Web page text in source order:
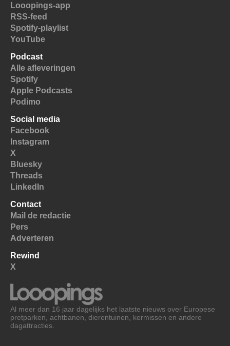
Looopings-app
RSS-feed
Spotify-playlist
YouTube
Podcast
Alle afleveringen
Spotify
Apple Podcasts
Podimo
Social media
Facebook
Instagram
X
Bluesky
Threads
LinkedIn
Contact
Mail de redactie
Pers
Adverteren
Rewind
X
Al meer dan 16 jaar dagelijks het laatste nieuws over Europese
pretparken, achtbanen, dierentuinen, kermissen en andere
dagattracties.